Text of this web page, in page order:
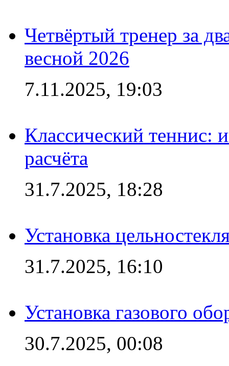
Четвёртый тренер за
весной 2026
7.11.2025, 19:03
Классический теннис:
расчёта
31.7.2025, 18:28
Установка
31.7.2025, 16:10
Установка газового
30.7.2025, 00:08